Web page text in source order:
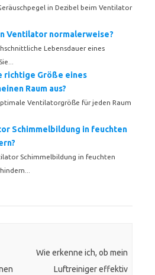
in Dezibel beim Ventilator
Ventilator normalerweise?
Lebensdauer eines
richtige Größe eines
Raum aus?
Ventilatorgröße für jeden Raum
Schimmelbildung in feuchten
Schimmelbildung in feuchten
Wie erkenne ich, ob mein
Luftreiniger effektiv